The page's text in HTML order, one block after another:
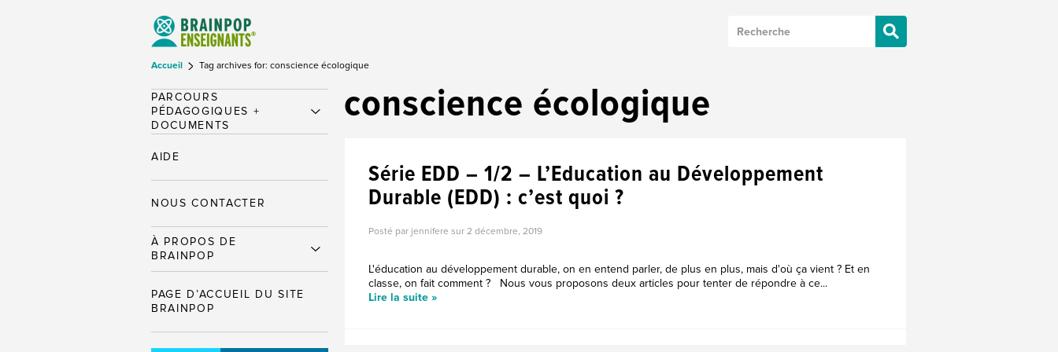
Accueil Tag archives for: conscience écologique
conscience écologique
Série EDD – 1/2 – L’Education au Développement
Durable (EDD) : c’est quoi ?
Posté par jennifere sur 2 décembre, 2019
L'éducation au développement durable, on en entend parler, de plus en plus, mais d'où ça vient ? Et en
classe, on fait comment ? Nous vous proposons deux articles pour tenter de répondre à ce...
Lire la suite »
PARCOURS
PÉDAGOGIQUES +
DOCUMENTS
AIDE
NOUS CONTACTER
À PROPOS DE
BRAINPOP
PAGE D’ACCUEIL DU SITE
BRAINPOP